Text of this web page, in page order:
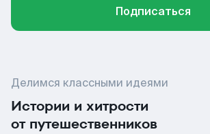
Подписаться
Делимся классными идеями
Истории и хитрости
от путешественников